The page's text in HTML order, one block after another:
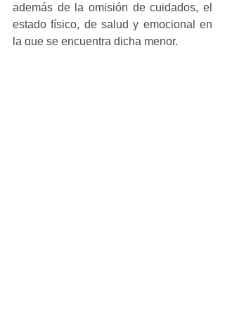
además de la omisión de cuidados, el
estado físico, de salud y emocional en
la que se encuentra dicha menor.